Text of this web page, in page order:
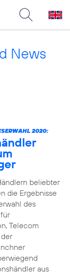
News
2020:
beliebter
die Ergebnisse
des
Telecom
aus